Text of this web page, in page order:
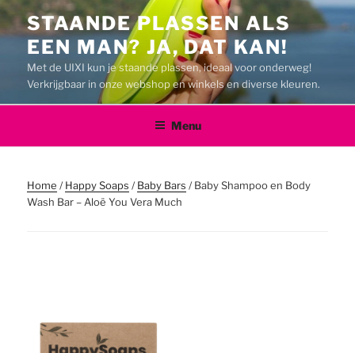
Ga
naar
inhoud
STAANDE PLASSEN ALS
EEN MAN? JA, DAT KAN!
Met de UIXI kun je staande plassen, ideaal voor onderweg!
Verkrijgbaar in onze webshop en winkels en diverse kleuren.
Menu
Home /Happy Soaps /Baby Bars / Baby Shampoo en Body
Wash Bar – Aloë You Vera Much